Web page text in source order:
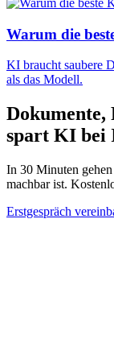
Warum die
KI braucht saubere
als das Modell.
spart KI bei
In 30 Minuten
machbar ist.
Erstgespräch